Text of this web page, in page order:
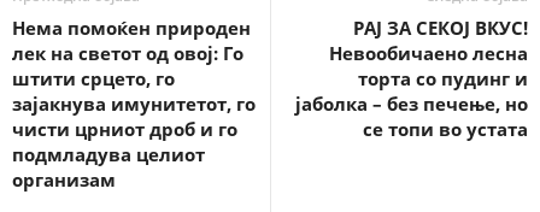
Нема помоќен природен
лек на светот од овој: Го
штити срцето, го
зајакнува имунитетот, го
чисти црниот дроб и го
подмладува целиот
организам
РАЈ ЗА СЕКОЈ ВКУС!
Невообичаено лесна
торта со пудинг и
јаболка – без печење, но
се топи во устата